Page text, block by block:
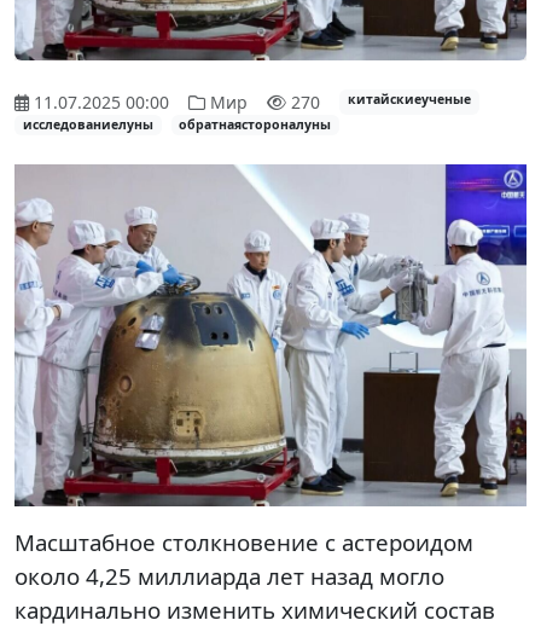
11.07.2025 00:00 Мир 270
китайскиеученые
исследованиелуны
обратнаястороналуны
Масштабное столкновение с астероидом
около 4,25 миллиарда лет назад могло
кардинально изменить химический состав